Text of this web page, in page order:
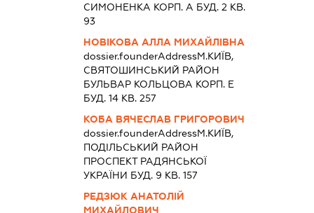
СИМОНЕНКА КОРП. А БУД. 2 КВ.
93
НОВІКОВА АЛЛА МИХАЙЛІВНА
dossier.founderAddressМ.КИЇВ,
СВЯТОШИНСЬКИЙ РАЙОН
БУЛЬВАР КОЛЬЦОВА КОРП. Е
БУД. 14 КВ. 257
КОБА ВЯЧЕСЛАВ ГРИГОРОВИЧ
dossier.founderAddressМ.КИЇВ,
ПОДІЛЬСЬКИЙ РАЙОН
ПРОСПЕКТ РАДЯНСЬКОЇ
УКРАЇНИ БУД. 9 КВ. 157
РЕДЗЮК АНАТОЛІЙ
МИХАЙЛОВИЧ